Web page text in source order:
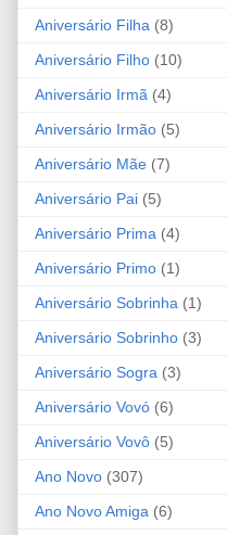
Aniversário Filha (8)
Aniversário Filho (10)
Aniversário Irmã (4)
Aniversário Irmão (5)
Aniversário Mãe (7)
Aniversário Pai (5)
Aniversário Prima (4)
Aniversário Primo (1)
Aniversário Sobrinha (1)
Aniversário Sobrinho (3)
Aniversário Sogra (3)
Aniversário Vovó (6)
Aniversário Vovô (5)
Ano Novo (307)
Ano Novo Amiga (6)